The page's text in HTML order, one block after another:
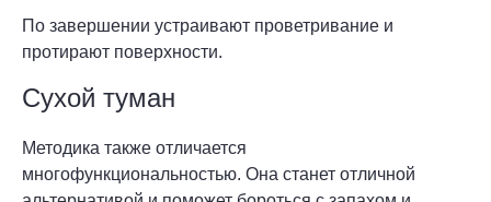
По завершении устраивают проветривание и
протирают поверхности.
Сухой туман
Методика также отличается
многофункциональностью. Она станет отличной